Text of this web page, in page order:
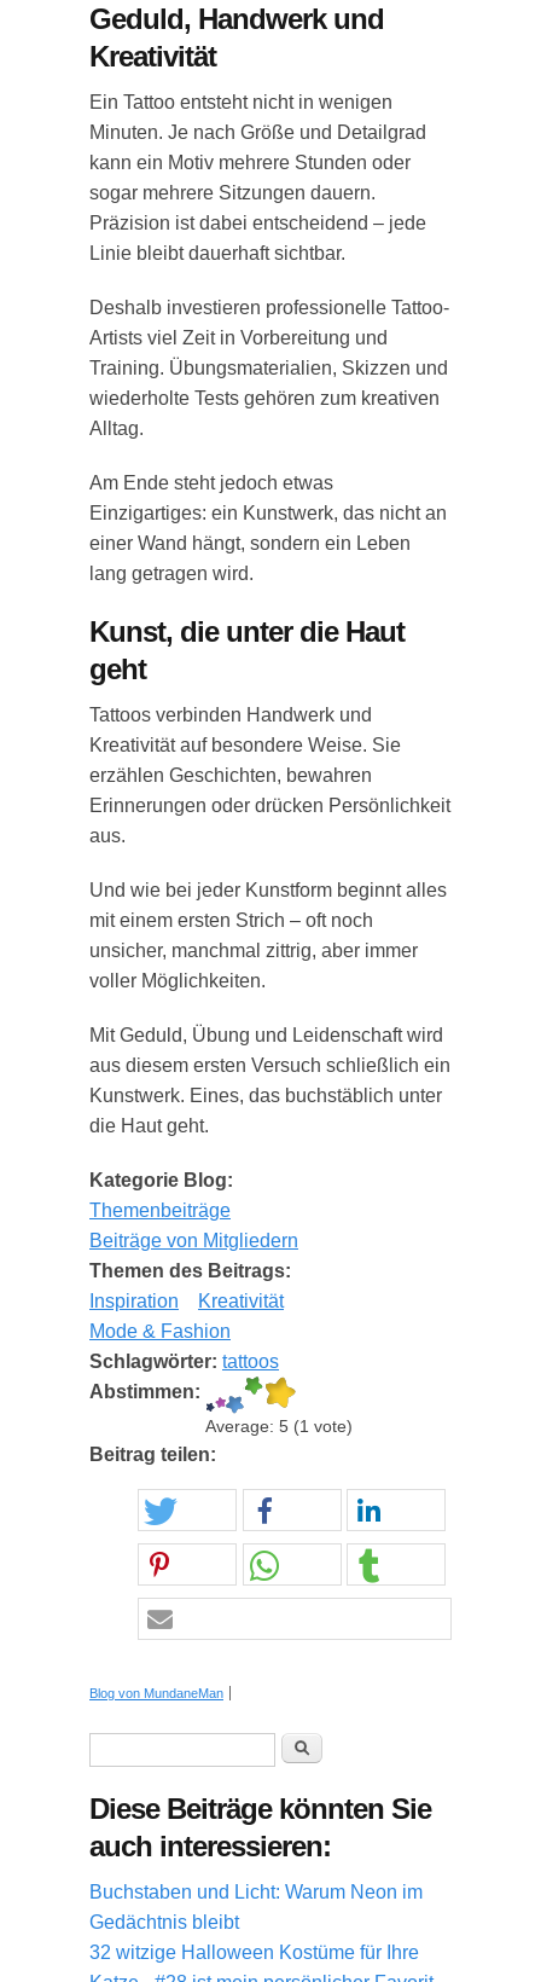
Geduld, Handwerk und
Kreativität
Ein Tattoo entsteht nicht in wenigen
Minuten. Je nach Größe und Detailgrad
kann ein Motiv mehrere Stunden oder
sogar mehrere Sitzungen dauern.
Präzision ist dabei entscheidend – jede
Linie bleibt dauerhaft sichtbar.
Deshalb investieren professionelle Tattoo-
Artists viel Zeit in Vorbereitung und
Training. Übungsmaterialien, Skizzen und
wiederholte Tests gehören zum kreativen
Alltag.
Am Ende steht jedoch etwas
Einzigartiges: ein Kunstwerk, das nicht an
einer Wand hängt, sondern ein Leben
lang getragen wird.
Kunst, die unter die Haut
geht
Tattoos verbinden Handwerk und
Kreativität auf besondere Weise. Sie
erzählen Geschichten, bewahren
Erinnerungen oder drücken Persönlichkeit
aus.
Und wie bei jeder Kunstform beginnt alles
mit einem ersten Strich – oft noch
unsicher, manchmal zittrig, aber immer
voller Möglichkeiten.
Mit Geduld, Übung und Leidenschaft wird
aus diesem ersten Versuch schließlich ein
Kunstwerk. Eines, das buchstäblich unter
die Haut geht.
Kategorie Blog:
Themenbeiträge
Beiträge von Mitgliedern
Themen des Beitrags:
Inspiration
Kreativität
Mode & Fashion
Schlagwörter: tattoos
Abstimmen:
Average: 5 (1 vote)
Beitrag teilen:
Blog von MundaneMan
Suche
Diese Beiträge könnten Sie
auch interessieren:
Buchstaben und Licht: Warum Neon im
Gedächtnis bleibt
32 witzige Halloween Kostüme für Ihre